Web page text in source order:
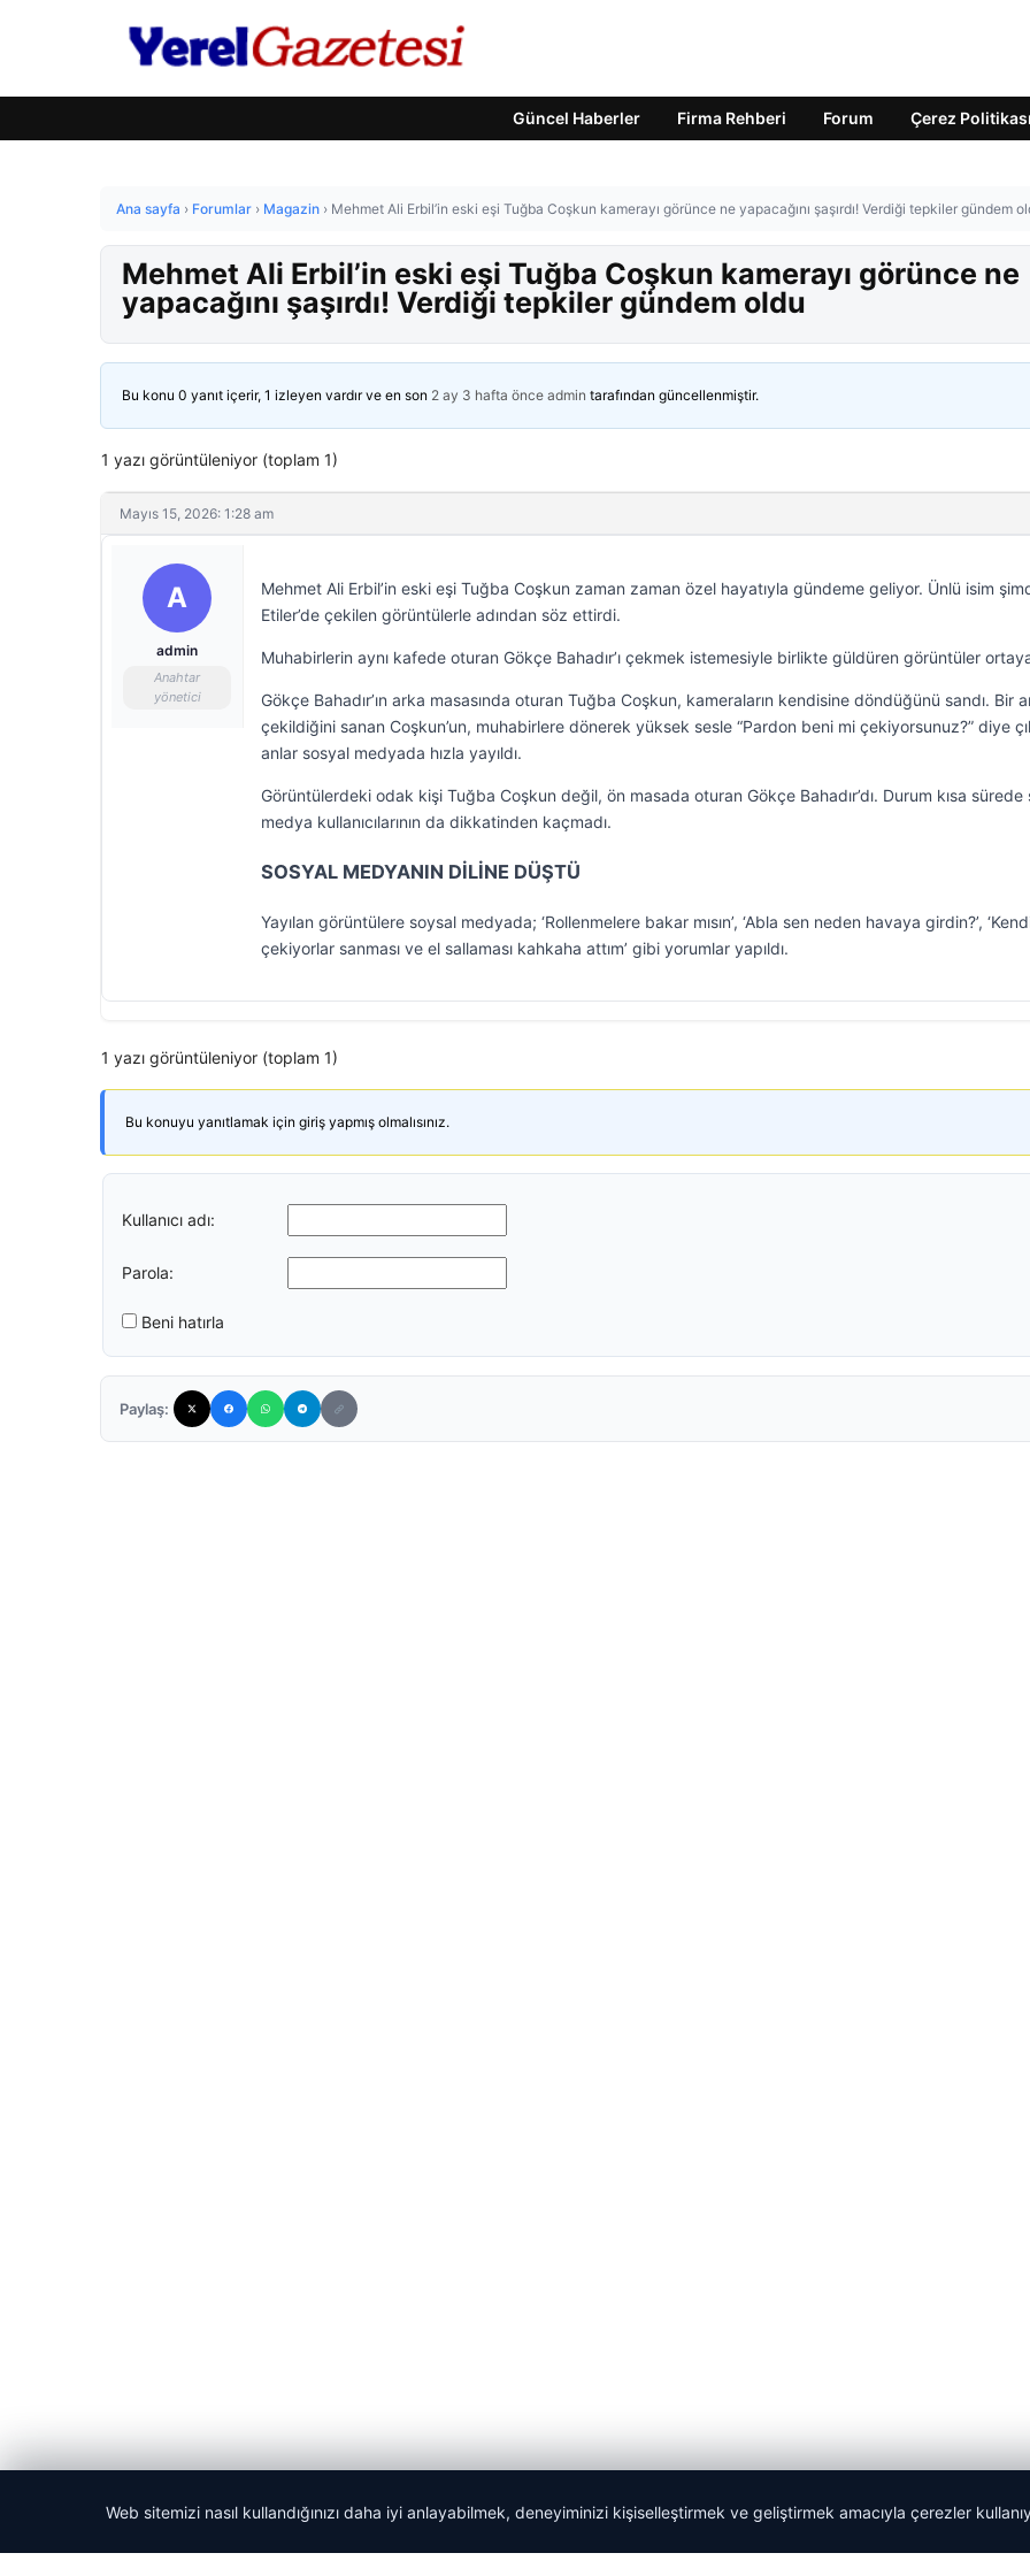
Güncel Haberler Firma Rehberi Forum Çerez Politikası
Ana sayfa › Forumlar › Magazin › Mehmet Ali Erbil’in eski eşi Tuğba Coşkun kamerayı görünce ne yapacağını şaşırdı! Verdiği tepkiler gündem
Mehmet Ali Erbil’in eski eşi Tuğba Coşkun kamerayı görünce ne
yapacağını şaşırdı! Verdiği tepkiler gündem oldu
Bu konu 0 yanıt içerir, 1 izleyen vardır ve en son 2 ay 3 hafta önce admin tarafından güncellenmiştir.
1 yazı görüntüleniyor (toplam 1)
Mayıs 15, 2026: 1:28 am
A
admin
Anahtar
yönetici
Mehmet Ali Erbil’in eski eşi Tuğba Coşkun zaman zaman özel hayatıyla gündeme geliyor. Ünlü isim
Etiler’de çekilen görüntülerle adından söz ettirdi.
Muhabirlerin aynı kafede oturan Gökçe Bahadır’ı çekmek istemesiyle birlikte güldüren görüntüler ortaya
Gökçe Bahadır’ın arka masasında oturan Tuğba Coşkun, kameraların kendisine döndüğünü sandı. Bir
çekildiğini sanan Coşkun’un, muhabirlere dönerek yüksek sesle “Pardon beni mi çekiyorsunuz?” diye
anlar sosyal medyada hızla yayıldı.
Görüntülerdeki odak kişi Tuğba Coşkun değil, ön masada oturan Gökçe Bahadır’dı. Durum kısa sürede
medya kullanıcılarının da dikkatinden kaçmadı.
SOSYAL MEDYANIN DİLİNE DÜŞTÜ
Yayılan görüntülere soysal medyada; ‘Rollenmelere bakar mısın’, ‘Abla sen neden havaya girdin?’,
çekiyorlar sanması ve el sallaması kahkaha attım’ gibi yorumlar yapıldı.
1 yazı görüntüleniyor (toplam 1)
Bu konuyu yanıtlamak için giriş yapmış olmalısınız.
Kullanıcı adı:
Parola:
Beni hatırla
Paylaş:
© 2026 Yerel Gazetesi
Web sitemizi nasıl kullandığınızı daha iyi anlayabilmek, deneyiminizi kişiselleştirmek ve geliştirmek amacıyla çerezler